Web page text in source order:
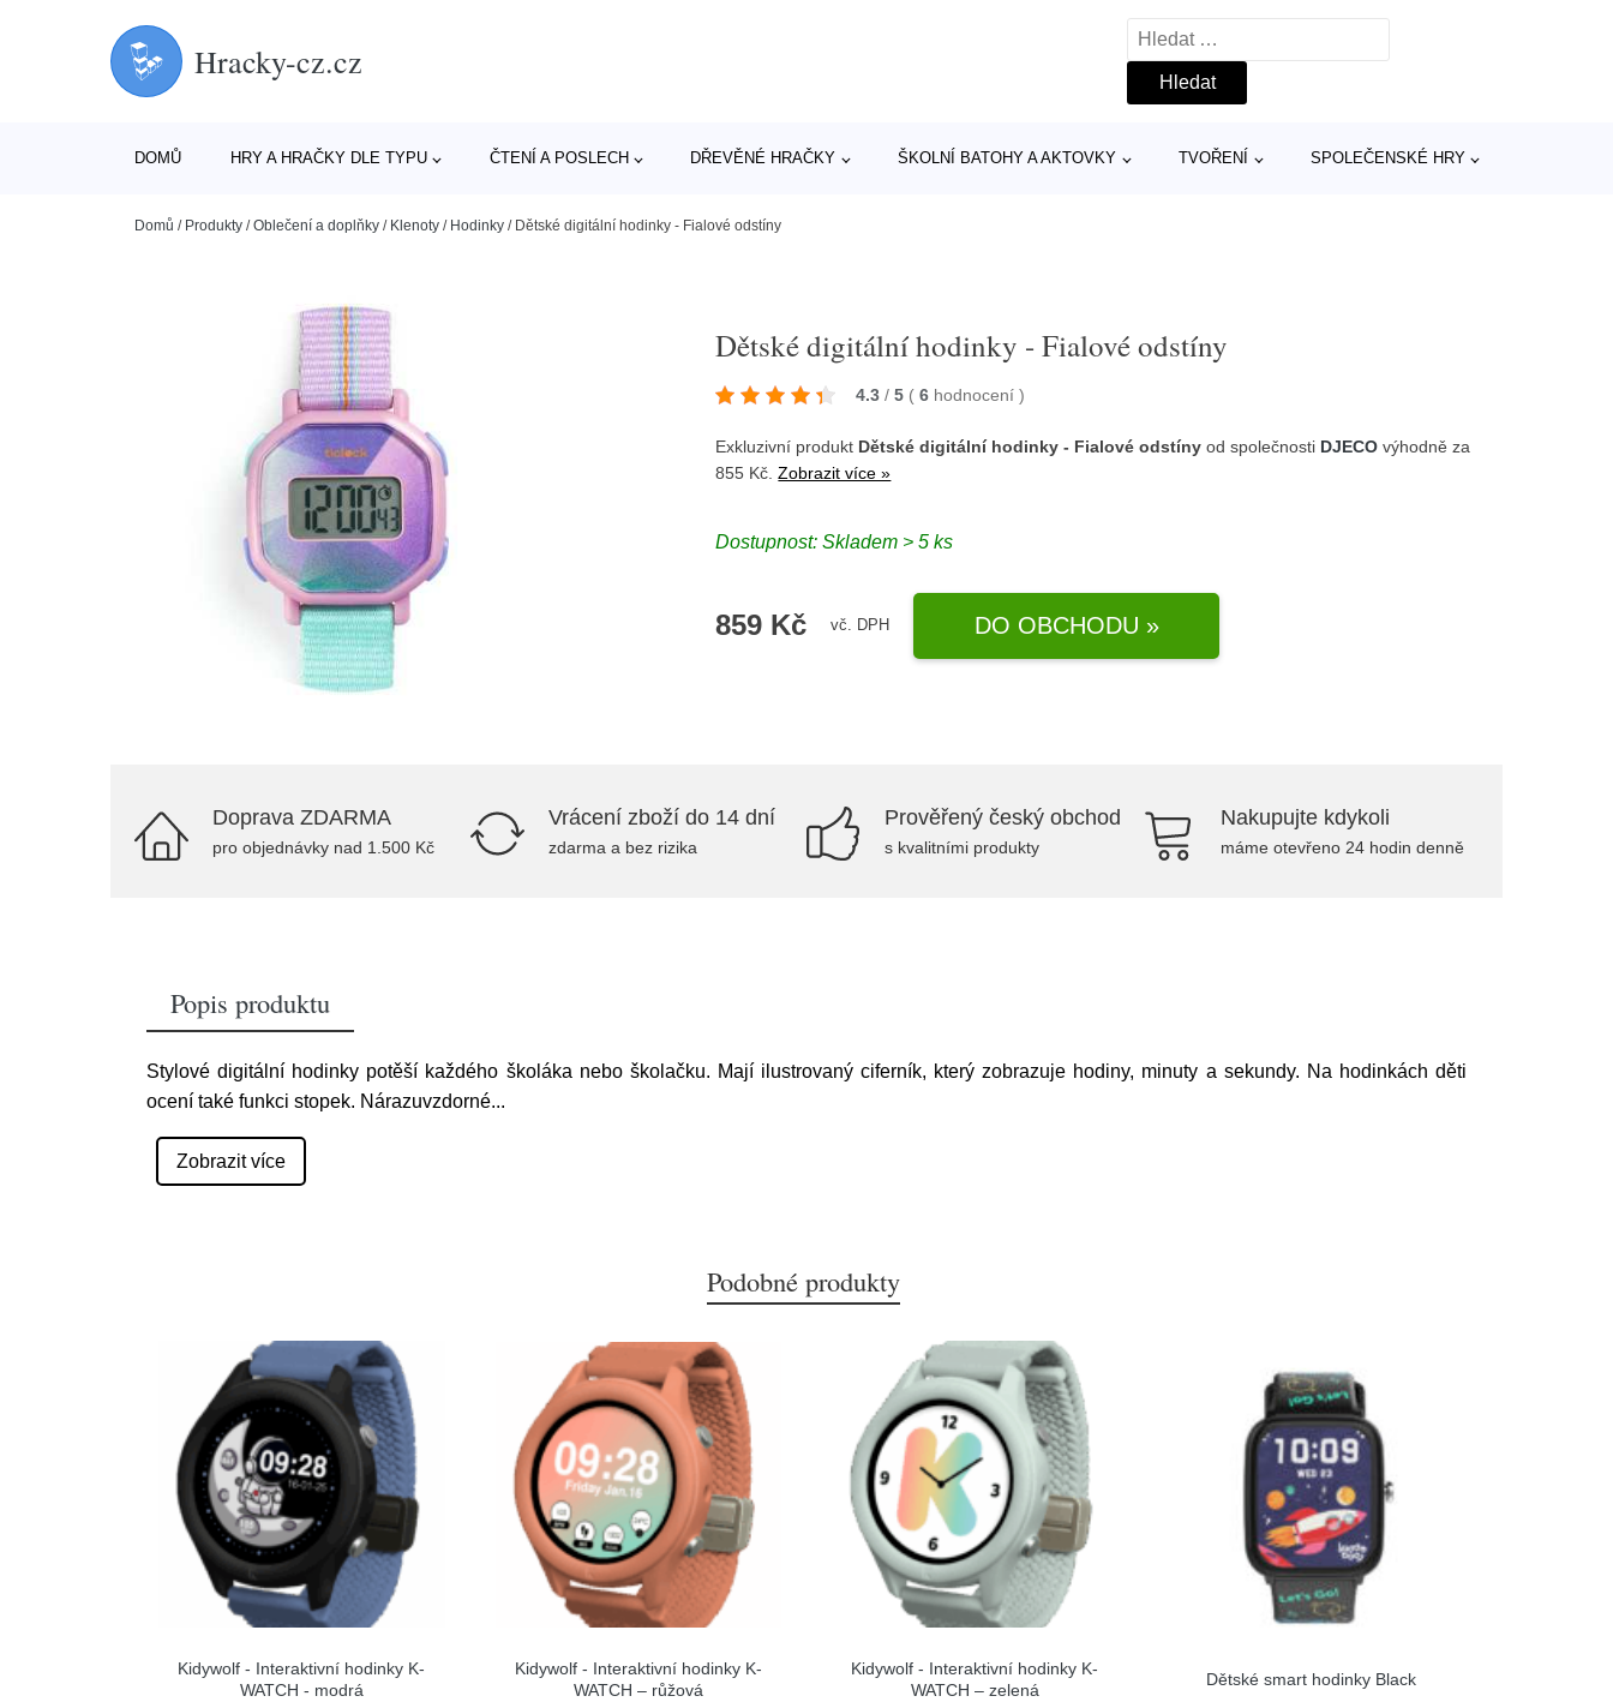
Hracky-cz.cz
Vyhledávání
DOMŮ HRY A HRAČKY DLE TYPU ČTENÍ A POSLECH DŘEVĚNÉ HRAČKY ŠKOLNÍ BATOHY A AKTOVKY TVOŘENÍ SPOLEČENSKÉ HRY
Domů / Produkty /Oblečení a doplňky / Klenoty / Hodinky / Dětské digitální hodinky - Fialové odstíny
Dětské digitální hodinky - Fialové odstíny
4.3 / 5 ( 6 hodnocení)
Exkluzivní produkt Dětské digitální hodinky - Fialové odstíny od společnosti DJECO výhodně za
855 Kč.Zobrazit více »
Dostupnost: Skladem > 5 ks
859 Kč vč. DPH DO OBCHODU »
Doprava ZDARMA
pro objednávky nad 1.500 Kč
Vrácení zboží do 14 dní
zdarma a bez rizika
Prověřený český obchod
s kvalitními produkty
Nakupujte kdykoli
máme otevřeno 24 hodin denně
Popis produktu
Stylové digitální hodinky potěší každého školáka nebo školačku. Mají ilustrovaný ciferník, který zobrazuje hodiny, minuty a sekundy. Na hodinkách děti
ocení také funkci stopek. Nárazuvzdorné...
Zobrazit více
Podobné produkty
Kidywolf - Interaktivní hodinky K-
WATCH - modrá
Kidywolf - Interaktivní hodinky K-
WATCH – růžová
Kidywolf - Interaktivní hodinky K-
WATCH – zelená
Dětské smart hodinky Black